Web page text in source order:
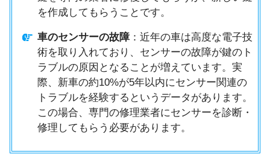
を作成してもらうことです。
車のセンサーの故障：近年の車は高度な電子技
術を取り入れており、センサーの故障が鍵のト
ラブルの原因となることが増えています。実
際、新車の約10%が5年以内にセンサー関連の
トラブルを経験するというデータがあります。
この場合、専門の修理業者にセンサーを診断・
修理してもらう必要があります。